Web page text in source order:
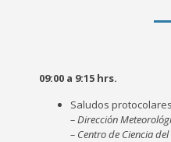
09:00 a 9:15 hrs.
Saludos protocolares
– Dirección
– Centro de Ciencia